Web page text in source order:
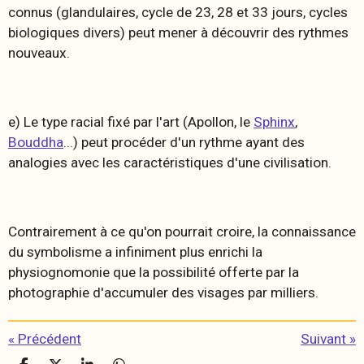
connus (glandulaires, cycle de 23, 28 et 33 jours, cycles
biologiques divers) peut mener à découvrir des rythmes
nouveaux.
e) Le type racial fixé par l'art (Apollon, le Sphinx,
Bouddha...) peut procéder d'un rythme ayant des
analogies avec les caractéristiques d'une civilisation.
Contrairement à ce qu'on pourrait croire, la connaissance
du symbolisme a infiniment plus enrichi la
physiognomonie que la possibilité offerte par la
photographie d'accumuler des visages par milliers.
« Précédent Suivant »